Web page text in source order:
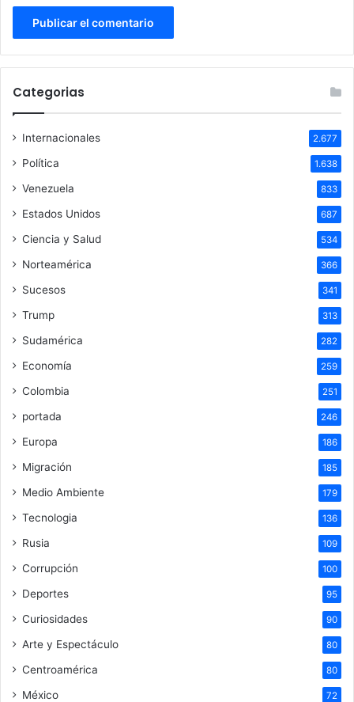
Categorias
Internacionales 2.677
Política 1.638
Venezuela 833
Estados Unidos 687
Ciencia y Salud 534
Norteamérica 366
Sucesos 341
Trump 313
Sudamérica 282
Economía 259
Colombia 251
portada 246
Europa 186
Migración 185
Medio Ambiente 179
Tecnologia 136
Rusia 109
Corrupción 100
Deportes 95
Curiosidades 90
Arte y Espectáculo 80
Centroamérica 80
México 72